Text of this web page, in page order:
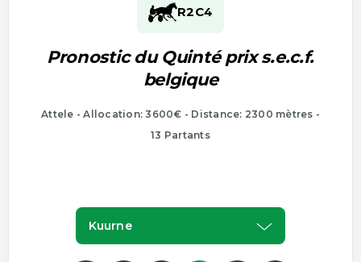
R2C4
Pronostic du Quinté prix s.e.c.f.
belgique
Attele - Allocation: 3600€ - Distance: 2300 mètres -
13 Partants
Kuurne